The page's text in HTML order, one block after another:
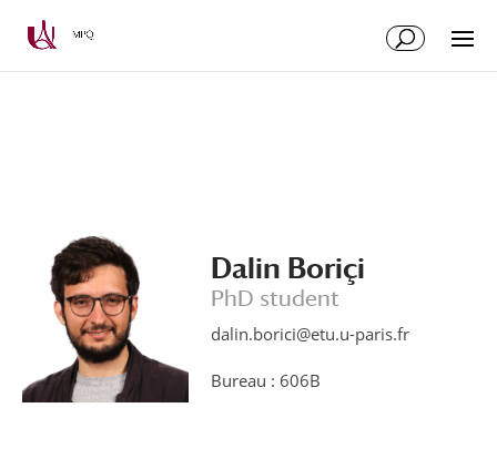
Dalin Boriçi
PhD student
dalin.borici@etu.u-paris.fr
Bureau : 606B